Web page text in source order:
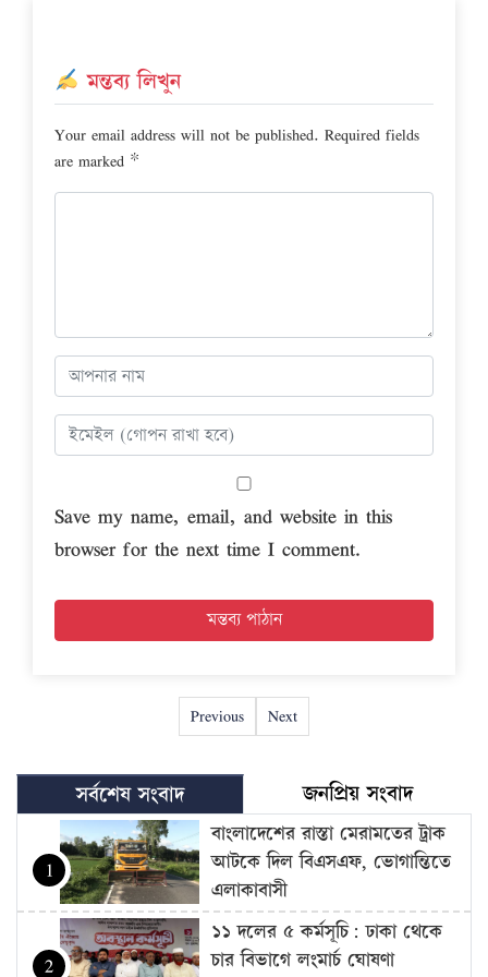
মন্তব্য লিখুন
Your email address will not be published. Required fields
are marked *
Save my name, email, and website in this
browser for the next time I comment.
Previous Next
সর্বশেষ সংবাদ জনপ্রিয় সংবাদ
1
বাংলাদেশের রাস্তা মেরামতের ট্রাক
আটকে দিল বিএসএফ, ভোগান্তিতে
এলাকাবাসী
2
১১ দলের ৫ কর্মসূচি: ঢাকা থেকে
চার বিভাগে লংমার্চ ঘোষণা